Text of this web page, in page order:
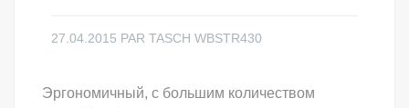
27.04.2015 PAR TASCH WBSTR430
Эргономичный, с большим количеством